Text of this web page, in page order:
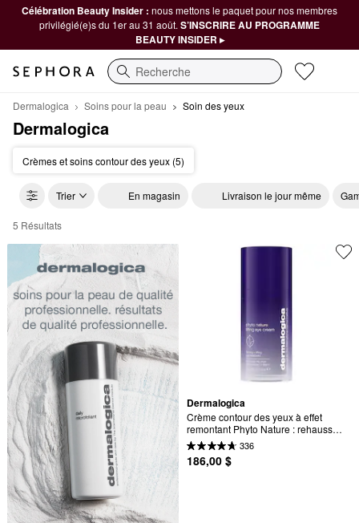
Célébration Beauty Insider : nous mettons le paquet pour nos membres
privilégié(e)s du 1er au 31 août. S’INSCRIRE AU PROGRAMME
BEAUTY INSIDER ▸
Recherche
Dermalogica Soins pour la peau Soin des yeux
Dermalogica
Crèmes et soins contour des yeux (5)
Trier En magasin Livraison le jour même
Dermalogica Soin des yeux
5 Résultats
Dermalogica
Crème contour des yeux à effet
remontant Phyto Nature : rehausse,
raffermit et réduit l’apparence des
plis des paupières | Cible les
cernes, le gonflement et les ridules |
336
186,00 $